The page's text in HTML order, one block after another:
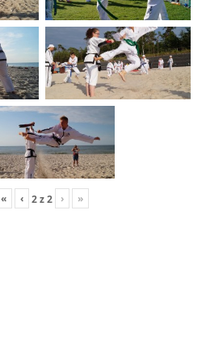
« ‹ 2z2 › »